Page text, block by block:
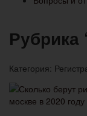
Рубрика
Категория: